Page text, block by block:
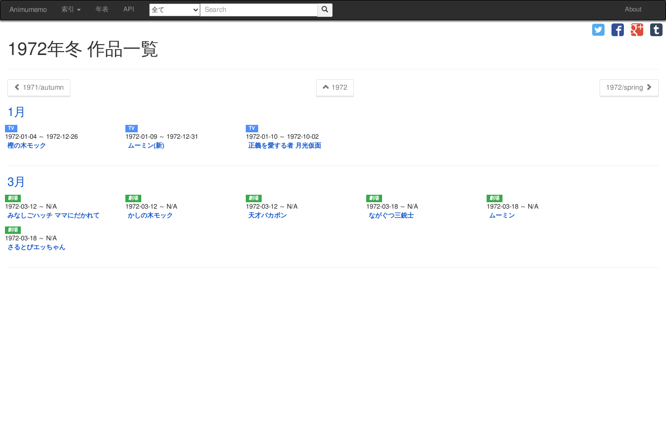
Animumemo 索引 年表 API About
1972年冬 作品一覧
1971/autumn 1972 1972/spring
1月
1972-01-04 ～ 1972-12-26
樫の木モック
1972-01-09 ～ 1972-12-31
ムーミン(新)
1972-01-10 ～ 1972-10-02
正義を愛する者 月光仮面
3月
1972-03-12 ～ N/A
みなしごハッチ ママにだかれて
1972-03-12 ～ N/A
かしの木モック
1972-03-12 ～ N/A
天才バカボン
1972-03-18 ～ N/A
ながぐつ三銃士
1972-03-18 ～ N/A
ムーミン
1972-03-18 ～ N/A
さるとびエッちゃん